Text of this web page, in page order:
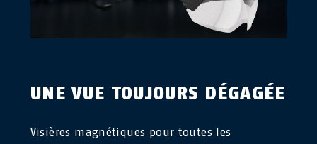
UNE VUE TOUJOURS DÉGAGÉE
Visières magnétiques pour toutes les